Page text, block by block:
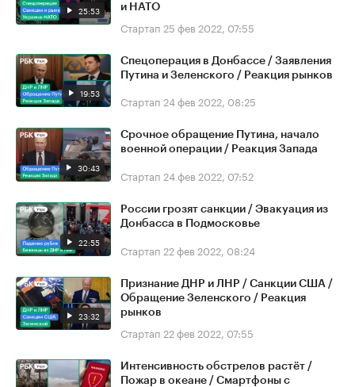
25:53
и НАТО
Стартап 25 фев 2022, 07:55
19:53
Спецоперация в Донбассе / Заявления
Путина и Зеленского / Реакция рынков
Стартап 24 фев 2022, 08:25
30:43
Срочное обращение Путина, начало
военной операции / Реакция Запада
Стартап 24 фев 2022, 07:52
22:55
России грозят санкции / Эвакуация из
Донбасса в Подмосковье
Стартап 22 фев 2022, 08:24
23:32
Признание ДНР и ЛНР / Санкции США /
Обращение Зеленского / Реакция
рынков
Стартап 22 фев 2022, 07:55
Интенсивность обстрелов растёт /
Пожар в океане / Смартфоны с